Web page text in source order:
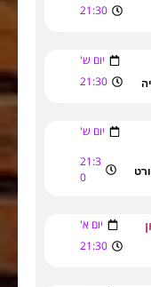
21:30
יום ש'
21:30
יום ש'
21:3
0
יום א'
21:30